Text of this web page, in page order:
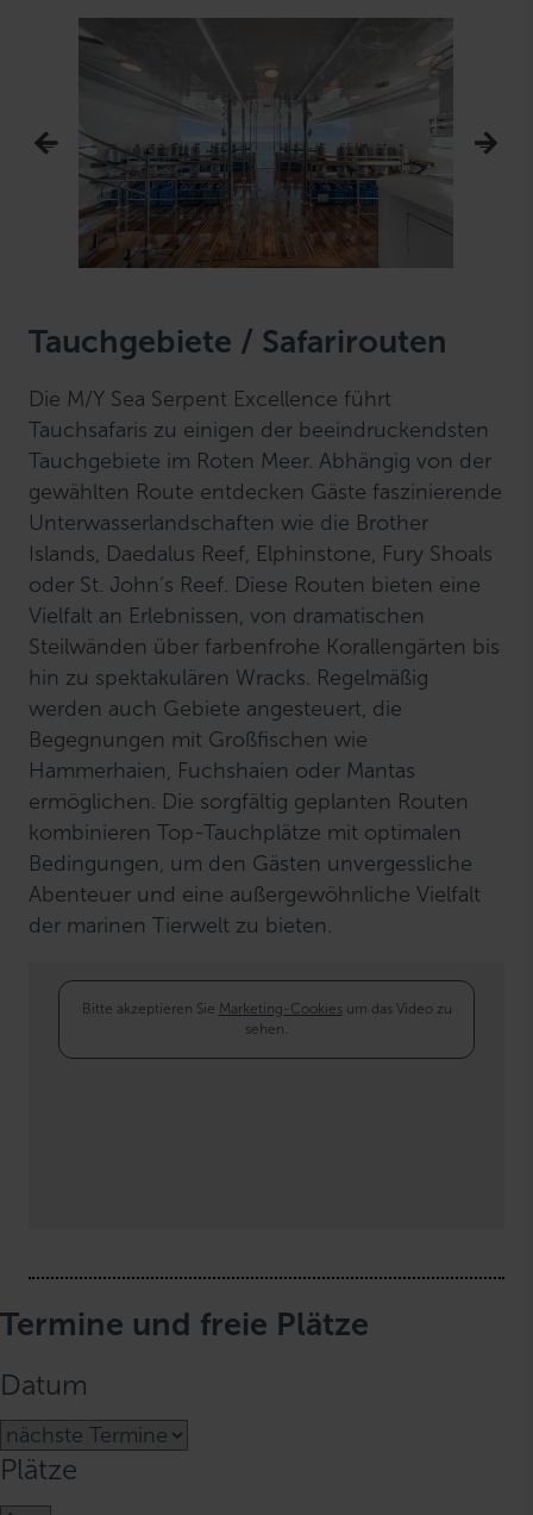
Tauchgebiete / Safarirouten
Die M/Y Sea Serpent Excellence führt
Tauchsafaris zu einigen der beeindruckendsten
Tauchgebiete im Roten Meer. Abhängig von der
gewählten Route entdecken Gäste faszinierende
Unterwasserlandschaften wie die Brother
Islands, Daedalus Reef, Elphinstone, Fury Shoals
oder St. John’s Reef. Diese Routen bieten eine
Vielfalt an Erlebnissen, von dramatischen
Steilwänden über farbenfrohe Korallengärten bis
hin zu spektakulären Wracks. Regelmäßig
werden auch Gebiete angesteuert, die
Begegnungen mit Großfischen wie
Hammerhaien, Fuchshaien oder Mantas
ermöglichen. Die sorgfältig geplanten Routen
kombinieren Top-Tauchplätze mit optimalen
Bedingungen, um den Gästen unvergessliche
Abenteuer und eine außergewöhnliche Vielfalt
der marinen Tierwelt zu bieten.
Bitte akzeptieren Sie Marketing-Cookiesum das Video zu
sehen.
Termine und freie Plätze
Datum
Plätze